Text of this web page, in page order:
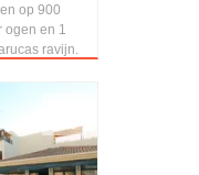
op 900
ogen en 1
ravijn.